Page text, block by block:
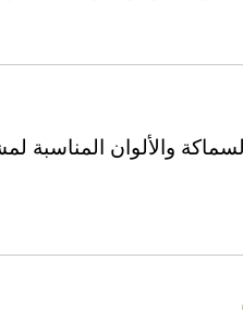
والألوان المناسبة